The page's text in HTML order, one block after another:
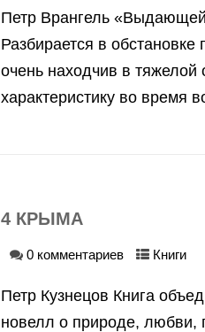
Петр Врангель
Разбирается в обстановке
очень находчив в тяжелой
характеристику во время
4 КРЫМА
0 комментариев Книги
Петр Кузнецов Книга
новелл о природе, любви,